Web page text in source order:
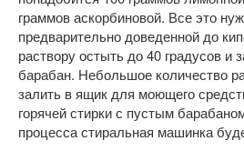
граммов аскорбиновой. Все это
предварительно доведенной до
раствору остыть до 40 градусов и
барабан. Небольшое количество
залить в ящик для моющего
горячей стирки с пустым
процесса стиральная машинка